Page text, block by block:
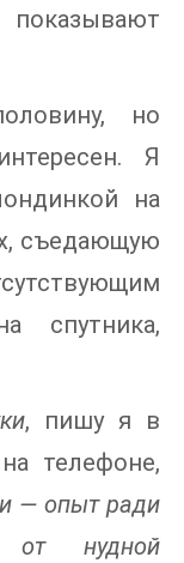
но
Я
на
съедающую
спутника,
, пишу я в
телефоне,
— опыт ради
от нудной